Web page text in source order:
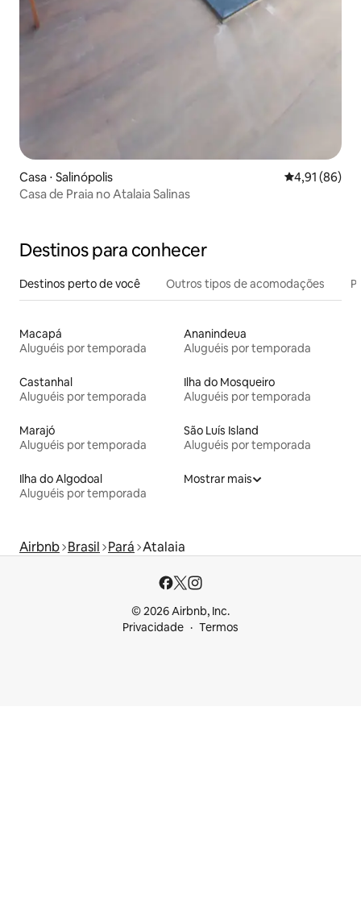
Casa ⋅ Salinópolis 4,91 de uma
4,91 (86)
Casa de Praia no Atalaia Salinas
Destinos para conhecer
Destinos perto de você Outros tipos de acomodações
Macapá
Aluguéis por temporada
Ananindeua
Aluguéis por temporada
Castanhal
Aluguéis por temporada
Ilha do Mosqueiro
Aluguéis por temporada
Marajó
Aluguéis por temporada
São Luís Island
Aluguéis por temporada
Ilha do Algodoal
Aluguéis por temporada
Mostrar mais
Airbnb Brasil Pará Atalaia
© 2026 Airbnb, Inc.
Privacidade
Termos